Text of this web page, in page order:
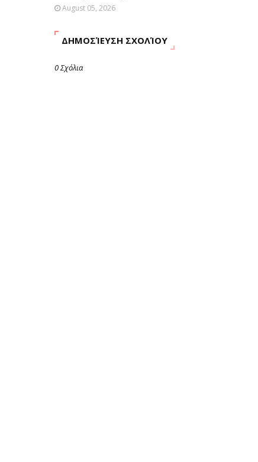
August 05, 2026
ΔΗΜΟΣΊΕΥΣΗ ΣΧΟΛΊΟΥ
0 Σχόλια